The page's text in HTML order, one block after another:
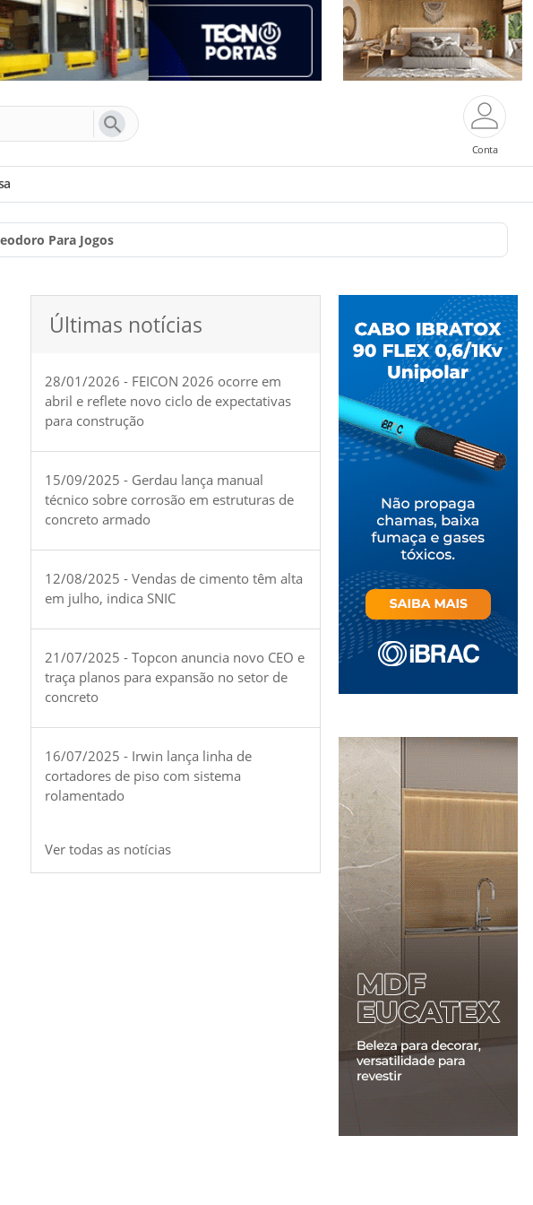
Conta
Para Jogos
Últimas notícias
28/01/2026 - FEICON 2026 ocorre em
abril e reflete novo ciclo de expectativas
para construção
15/09/2025 - Gerdau lança manual
técnico sobre corrosão em estruturas de
concreto armado
12/08/2025 - Vendas de cimento têm alta
em julho, indica SNIC
21/07/2025 - Topcon anuncia novo CEO e
traça planos para expansão no setor de
concreto
16/07/2025 - Irwin lança linha de
cortadores de piso com sistema
rolamentado
Ver todas as notícias